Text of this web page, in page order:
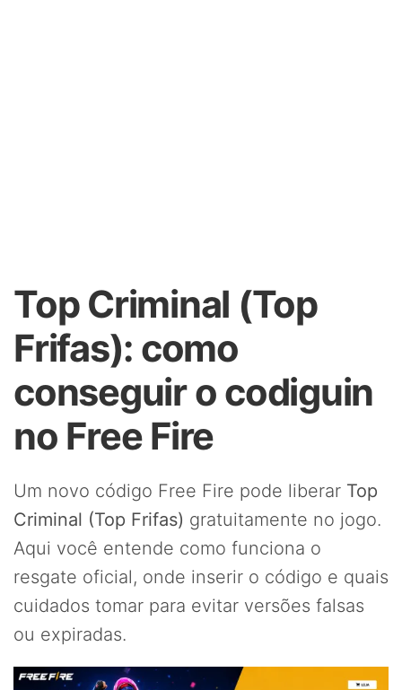
Top Criminal (Top
Frifas): como
conseguir o codiguin
no Free Fire
Um novo código Free Fire pode liberar Top
Criminal (Top Frifas) gratuitamente no jogo.
Aqui você entende como funciona o
resgate oficial, onde inserir o código e quais
cuidados tomar para evitar versões falsas
ou expiradas.